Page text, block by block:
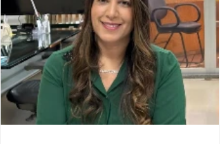
em vitrines para promoção de nomes que
pretendem disputar as eleições. No caso
Itabela, segundo o Ministério Público
Eleitoral, a distribuição de bonés
personalizados com o nome de Jânio Natal